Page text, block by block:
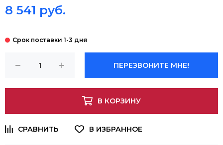
8 541 руб.
ПЕРЕЗВОНИТЕ МНЕ!
В КОРЗИНУ